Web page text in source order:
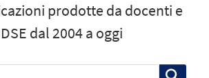
prodotte da docenti e
dal 2004 a oggi